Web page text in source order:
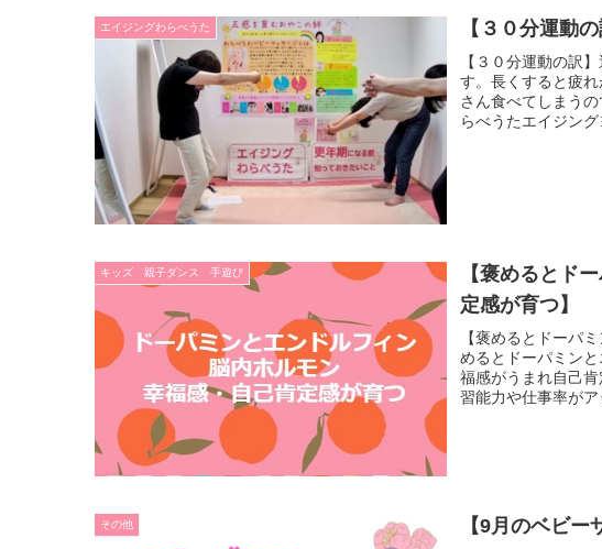
エイジングわらべうた 【３０分運動の
【３０分運動の訳
す。長くすると疲
さん食べてしまう
らべうたエイジン
キッズ 親子ダンス 手遊び
【褒めるとド
定感が育つ】
【褒めるとドーパ
めるとドーパミン
福感がうまれ自己
習能力や仕事率が
その他 【9月のベビー